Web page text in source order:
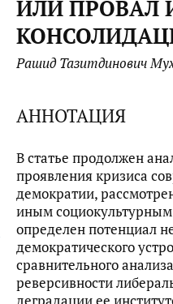
ИЛИ ПРОВАЛ
Рашид Тазитдинович
АННОТАЦИЯ
В статье продолжен
проявления кризиса
демократии,
иным
определен потенциал
демократического
сравнительного
реверсивности